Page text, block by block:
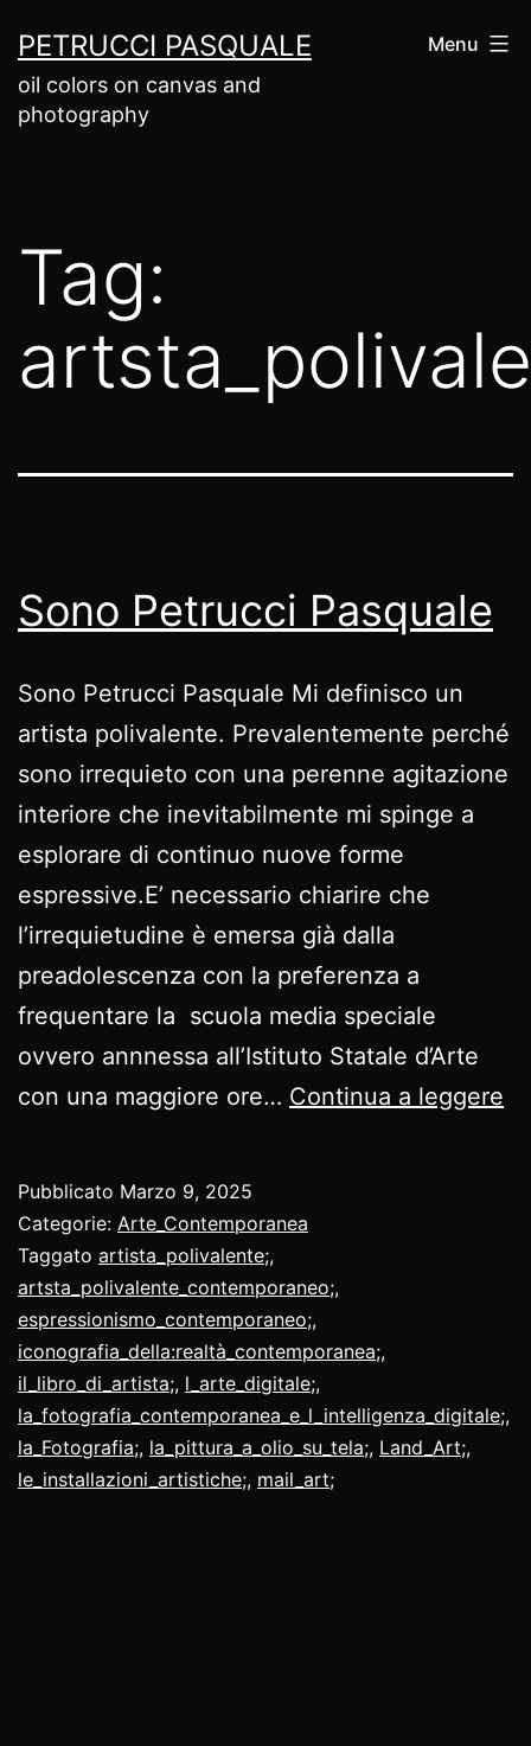
contenuto
PETRUCCI PASQUALE
oil colors on canvas and
photography
Menu
Tag:
Sono Petrucci Pasquale
Sono Petrucci Pasquale Mi definisco un
artista polivalente. Prevalentemente perché
sono irrequieto con una perenne agitazione
interiore che inevitabilmente mi spinge a
esplorare di continuo nuove forme
espressive.E’ necessario chiarire che
l’irrequietudine è emersa già dalla
preadolescenza con la preferenza a
frequentare la scuola media speciale
ovvero annnessa all’Istituto Statale d’Arte
con una maggiore ore… Continua a leggere
Pubblicato Marzo 9, 2025
Categorie: Arte_Contemporanea
Taggato artista_polivalente;,
artsta_polivalente_contemporaneo;,
espressionismo_contemporaneo;,
iconografia_della:realtà_contemporanea;,
il_libro_di_artista;, l_arte_digitale;,
la_fotografia_contemporanea_e_l_intelligenza_digitale;,
la_Fotografia;, la_pittura_a_olio_su_tela;, Land_Art;,
le_installazioni_artistiche;, mail_art;